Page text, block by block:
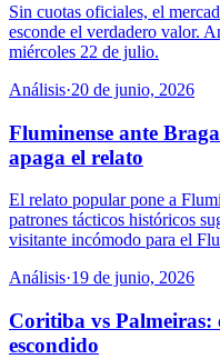
Sin cuotas oficiales, el
esconde el verdadero valor.
miércoles 22 de julio.
Análisis·20 de junio, 2026
Fluminense ante
apaga el relato
El relato popular pone a
patrones tácticos históricos
visitante incómodo para el
Análisis·19 de junio, 2026
Coritiba vs
escondido